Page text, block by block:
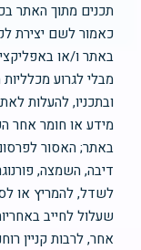
תכנים מתוך האתר
כאמור לשם יצירת
באתר ו/או
מבלי לגרוע
מידע או חומר אחר
באתר; האסור
דיבה, השמצה,
לשדל, להמריץ או
שעלול לחייב
אחר, לרבות קניין